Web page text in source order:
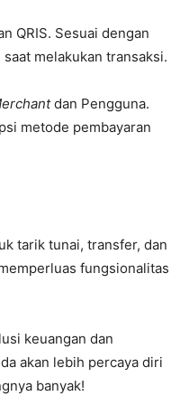
QRIS. Sesuai dengan
melakukan transaksi.
dan Pengguna.
metode pembayaran
tarik tunai, transfer, dan
fungsionalitas
keuangan dan
akan lebih percaya diri
banyak!